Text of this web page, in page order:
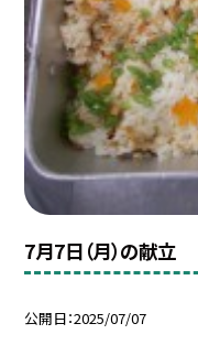
7月7日（月）の献立
公開日 2025/07/07